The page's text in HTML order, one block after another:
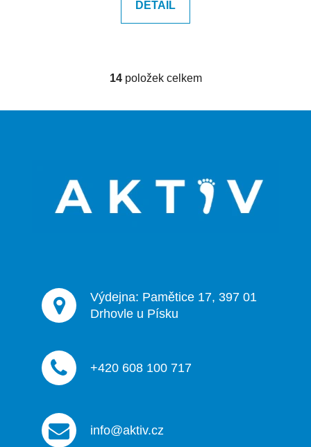
DETAIL
O
l
c
í
ý
p
u
14položek celkem
Výdejna: Pamětice 17, 397 01
Drhovle u Písku
+420 608 100 717
info@aktiv.cz